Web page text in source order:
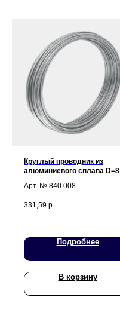
Круглый проводник из
алюминиевого сплава D=8
Арт. № 840 008
331,59 р.
Подробнее
В корзину
Мы принимаем к оплате: